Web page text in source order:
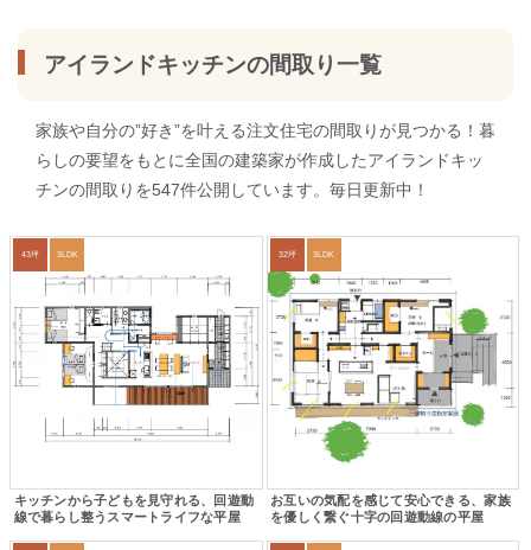
アイランドキッチンの間取り一覧
家族や自分の”好き”を叶える注文住宅の間取りが見つかる！暮
らしの要望をもとに全国の建築家が作成したアイランドキッ
チンの間取りを547件公開しています。毎日更新中！
43坪 3LDK
キッチンから子どもを見守れる、回遊動
線で暮らし整うスマートライフな平屋
32坪 3LDK
お互いの気配を感じて安心できる、家族
を優しく繋ぐ十字の回遊動線の平屋